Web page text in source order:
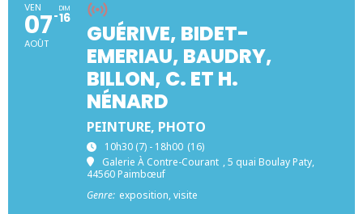
VEN
07
AOÛT
DIM
16
GUÉRIVE, BIDET-
EMERIAU, BAUDRY,
BILLON, C. ET H.
NÉNARD
PEINTURE, PHOTO
10h30 (7) - 18h00 (16)
Galerie À Contre-Courant , 5 quai Boulay Paty,
44560 Paimbœuf
Genre: exposition, visite